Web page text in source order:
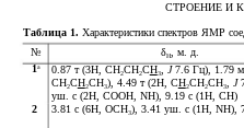
СТРОЕНИЕ И
Таблица 1. Характеристики спектров ЯМР
№
δН , м. д.
1а 0.87 т (3H, CH2CH2CH3, J7.6 Гц), 1.79
CH2CH2CH3), 4.49 т (2H, CH2CH2CH3, J
уш. с (2H, COOH, NH), 9.19 с (1H, CH)
2
3.81 с (6H, OCH3), 3.41 уш. с (1H, NH),